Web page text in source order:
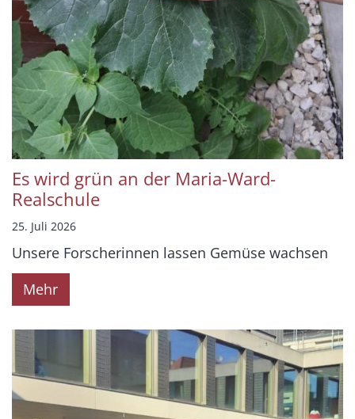
Es wird grün an der Maria-Ward-
Realschule
25. Juli 2026
Unsere Forscherinnen lassen Gemüse wachsen
Mehr